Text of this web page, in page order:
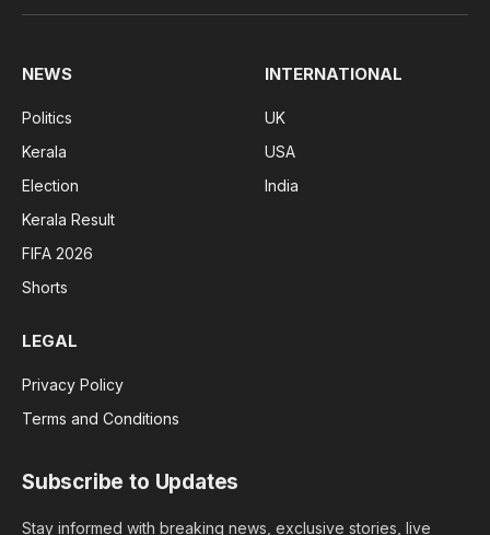
(Twitter)
NEWS
Politics
Kerala
Election
Kerala Result
FIFA 2026
Shorts
INTERNATIONAL
UK
USA
India
LEGAL
Privacy Policy
Terms and Conditions
Subscribe to Updates
Stay informed with breaking news, exclusive stories, live